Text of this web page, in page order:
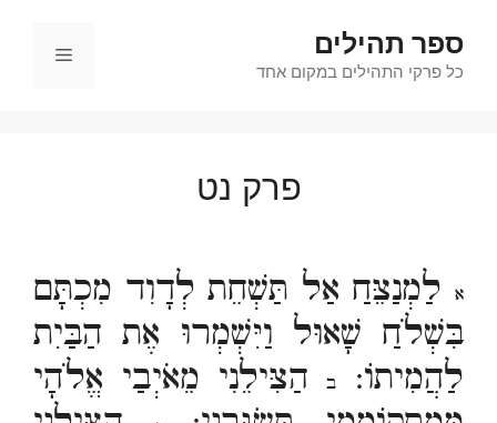
לתוכןספר תהילים
כל פרקי התהילים במקום אחד
תפריט
פרק נט
א לַמְנַצֵּחַ אַל תַּשְׁחֵת לְדָוִד מִכְתָּם
בִּשְׁלֹחַ שָׁאוּל וַיִּשְׁמְרוּ אֶת הַבַּיִת
לַהֲמִיתוֹ:
בהַצִּילֵנִי מֵאֹיְבַי אֱלֹהָי